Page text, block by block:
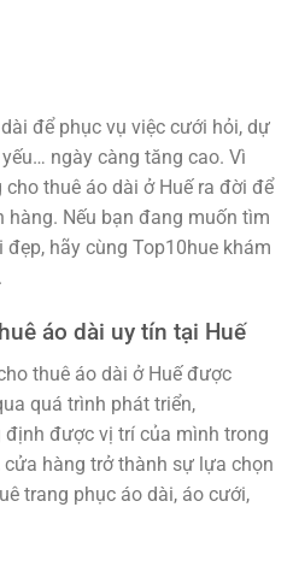
để phục vụ việc cưới hỏi, dự
ngày càng tăng cao. Vì
thuê áo dài ở Huế ra đời để
hàng. Nếu bạn đang muốn tìm
hãy cùng Top10hue khám
áo dài uy tín tại Huế
thuê áo dài ở Huế được
quá trình phát triển,
định được vị trí của mình trong
cửa hàng trở thành sự lựa chọn
trang phục áo dài, áo cưới,